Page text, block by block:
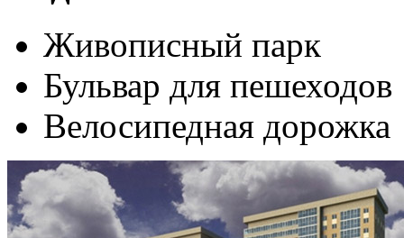
Живописный парк
Бульвар для пешеходов
Велосипедная дорожка